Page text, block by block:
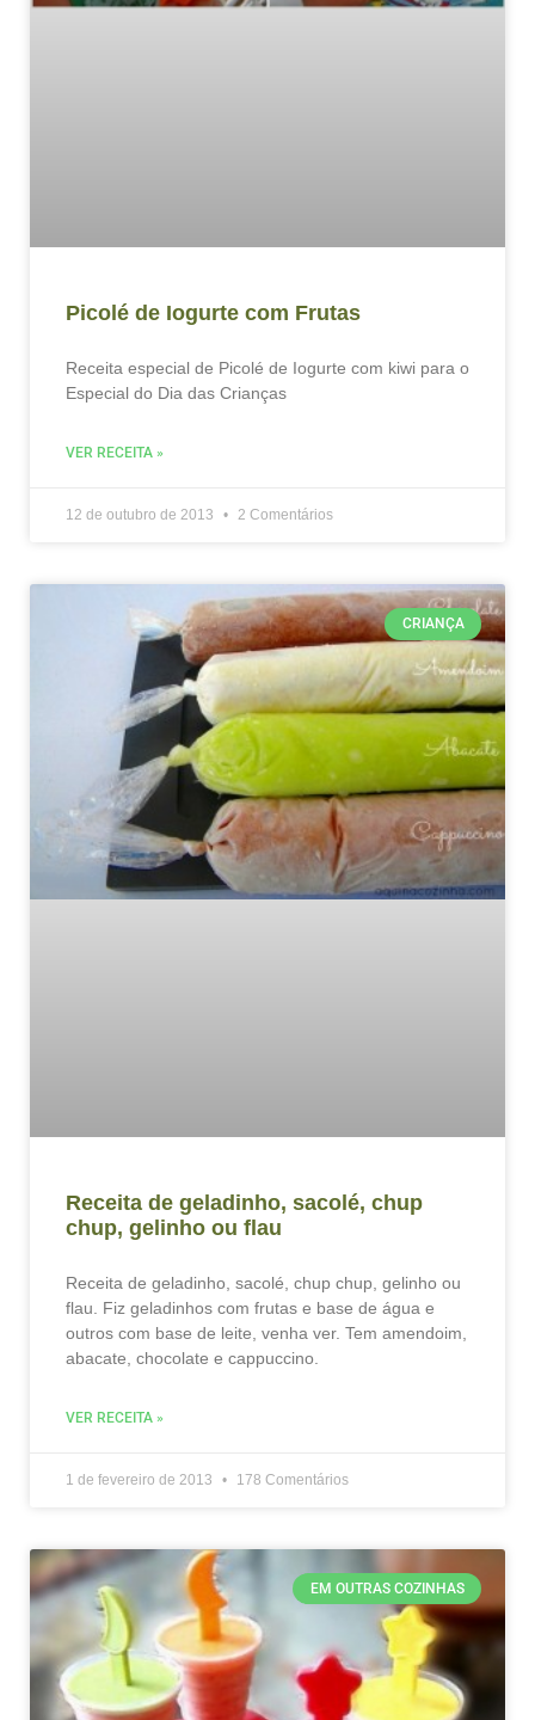
Picolé de Iogurte com Frutas
Receita especial de Picolé de Iogurte com kiwi para o
Especial do Dia das Crianças
VER RECEITA »
12 de outubro de 2013 2 Comentários
CRIANÇA
Receita de geladinho, sacolé, chup
chup, gelinho ou flau
Receita de geladinho, sacolé, chup chup, gelinho ou
flau. Fiz geladinhos com frutas e base de água e
outros com base de leite, venha ver. Tem amendoim,
abacate, chocolate e cappuccino.
VER RECEITA »
1 de fevereiro de 2013 178 Comentários
EM OUTRAS COZINHAS